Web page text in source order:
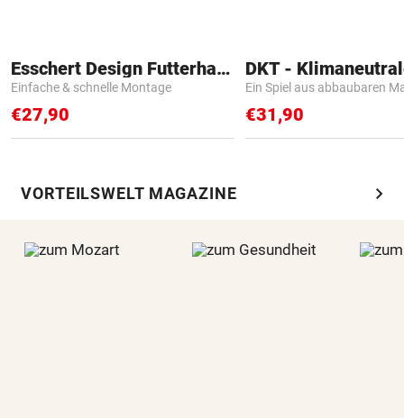
Esschert Design Futterhaus
Einfache & schnelle Montage
€27,90
Ein Spiel aus abbaubaren
€31,90
VORTEILSWELT MAGAZINE chevron_right